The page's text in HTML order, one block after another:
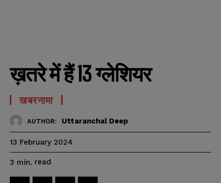
ख़तरे में हैं 13 ग्लेशियर
खबरनामा
AUTHOR: Uttaranchal Deep
13 February 2024
3 min. read